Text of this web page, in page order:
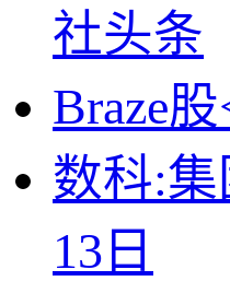
社头条
Braze
数科:
13日